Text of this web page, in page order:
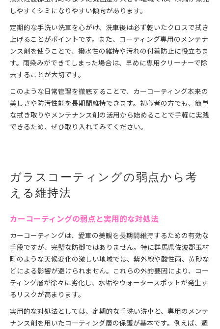
しやすくシミになりやすい傾向があります。
定期的な手洗い洗車を心がけ、洗車後は必ず乾いたクロスで拭き
上げることがポイントです。また、コーティング専用のメンテナ
ンス剤を使うことで、撥水性の維持や汚れの付着防止に役立ちま
す。雨染みができてしまった場合は、早めに専用クリーナーで除
去することが大切です。
このような日常管理を徹底することで、カーコーティング本来の
美しさや防汚性能を長期間維持できます。初心者の方でも、簡単
な拭き取りやメンテナンス剤の活用から始めることで手軽に実践
できるため、ぜひ取り入れてみてください。
ガラスコーティングの弱点から考
える維持法
カーコーティングの弱点と実用的な対処法
カーコーティングは、愛車の美観を長期間維持するための有効な
手段ですが、完璧な防御ではありません。特に群馬県佐波郡玉村
町のような天候変化の激しい地域では、紫外線や酸性雨、黄砂な
どによる影響が避けられません。これらの外的要因により、コー
ティング層が徐々に劣化し、水垢やウォータースポットが発生す
るリスクが高まります。
実用的な対処法としては、定期的な手洗い洗車と、専用のメンテ
ナンス剤を用いたコーティング層の保護が基本です。例えば、週